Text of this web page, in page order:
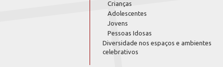
Crianças
Adolescentes
Jovens
Pessoas Idosas
Diversidade nos espaços e ambientes
celebrativos